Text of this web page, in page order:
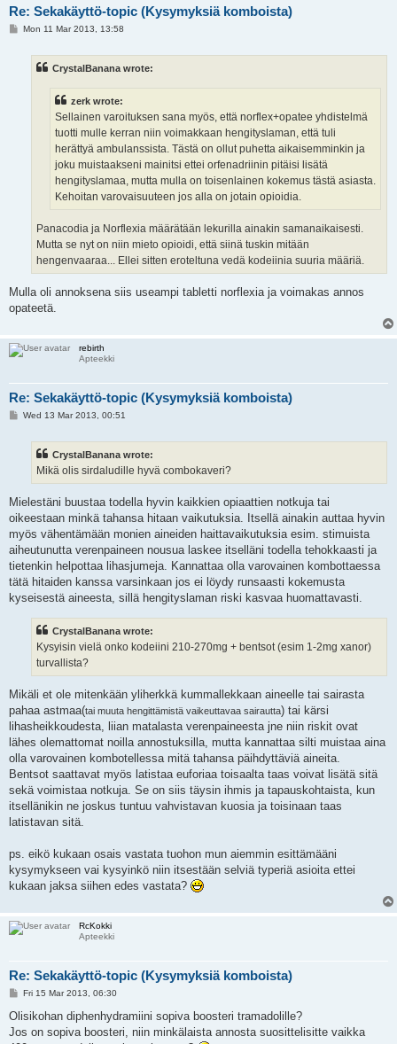
Re: Sekakäyttö-topic (Kysymyksiä komboista)
PMon 11 Mar 2013, 13:58
CrystalBanana wrote:
zerk wrote:
Sellainen varoituksen sana myös, että norflex+opatee yhdistelmä
tuotti mulle kerran niin voimakkaan hengityslaman, että tuli
herättyä ambulanssista. Tästä on ollut puhetta aikaisemminkin ja
joku muistaakseni mainitsi ettei orfenadriinin pitäisi lisätä
hengityslamaa, mutta mulla on toisenlainen kokemus tästä asiasta.
Kehoitan varovaisuuteen jos alla on jotain opioidia.
Panacodia ja Norflexia määrätään lekurilla ainakin samanaikaisesti.
Mutta se nyt on niin mieto opioidi, että siinä tuskin mitään
hengenvaaraa... Ellei sitten eroteltuna vedä kodeiinia suuria määriä.
Mulla oli annoksena siis useampi tabletti norflexia ja voimakas annos
opateetä.
rebirth
Apteekki
Re: Sekakäyttö-topic (Kysymyksiä komboista)
PWed 13 Mar 2013, 00:51
CrystalBanana wrote:
Mikä olis sirdaludille hyvä combokaveri?
Mielestäni buustaa todella hyvin kaikkien opiaattien notkuja tai
oikeestaan minkä tahansa hitaan vaikutuksia. Itsellä ainakin auttaa hyvin
myös vähentämään monien aineiden haittavaikutuksia esim. stimuista
aiheutunutta verenpaineen nousua laskee itselläni todella tehokkaasti ja
tietenkin helpottaa lihasjumeja. Kannattaa olla varovainen kombottaessa
tätä hitaiden kanssa varsinkaan jos ei löydy runsaasti kokemusta
kyseisestä aineesta, sillä hengityslaman riski kasvaa huomattavasti.
CrystalBanana wrote:
Kysyisin vielä onko kodeiini 210-270mg + bentsot (esim 1-2mg xanor)
turvallista?
Mikäli et ole mitenkään yliherkkä kummallekkaan aineelle tai sairasta
pahaa astmaa(tai muuta hengittämistä vaikeuttavaa sairautta) tai kärsi
lihasheikkoudesta, liian matalasta verenpaineesta jne niin riskit ovat
lähes olemattomat noilla annostuksilla, mutta kannattaa silti muistaa aina
olla varovainen kombotellessa mitä tahansa päihdyttäviä aineita.
Bentsot saattavat myös latistaa euforiaa toisaalta taas voivat lisätä sitä
sekä voimistaa notkuja. Se on siis täysin ihmis ja tapauskohtaista, kun
itsellänikin ne joskus tuntuu vahvistavan kuosia ja toisinaan taas
latistavan sitä.
ps. eikö kukaan osais vastata tuohon mun aiemmin esittämääni
kysymykseen vai kysyinkö niin itsestään selviä typeriä asioita ettei
kukaan jaksa siihen edes vastata?
RcKokki
Apteekki
Re: Sekakäyttö-topic (Kysymyksiä komboista)
P
s
Fri 15 Mar 2013, 06:30
Olisikohan diphenhydramiini sopiva boosteri tramadolille?
Jos on sopiva boosteri, niin minkälaista annosta suosittelisitte vaikka